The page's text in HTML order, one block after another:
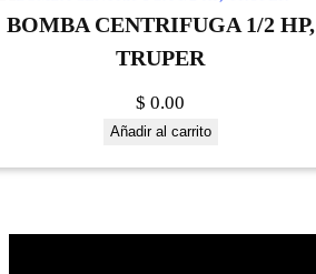
BOMBA CENTRIFUGA 1/2 HP,
TRUPER
$ 0.00
Añadir al carrito